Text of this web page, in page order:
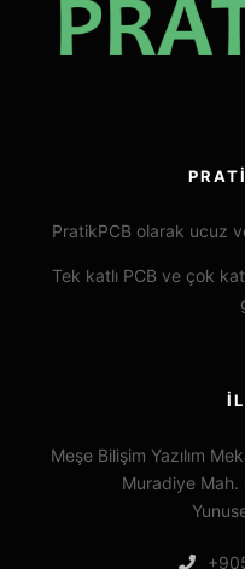
PratikPCB olarak ucuz
Tek katlı PCB ve çok
Meşe Bilişim Yazılım
Muradiye Mah.